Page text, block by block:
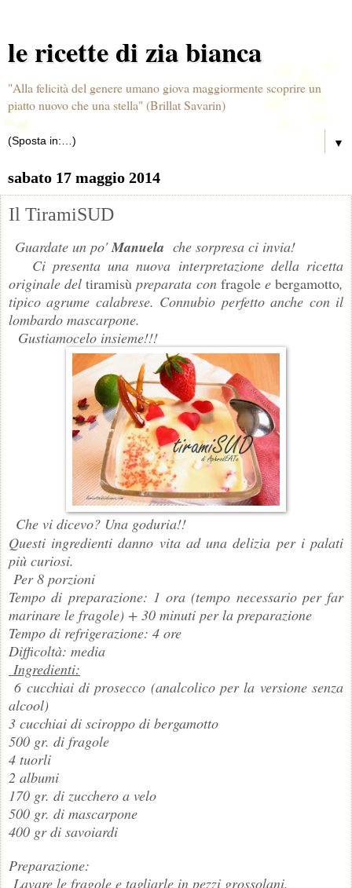
le ricette di zia bianca
"Alla felicità del genere umano giova maggiormente scoprire un
piatto nuovo che una stella" (Brillat Savarin)
▼
sabato 17 maggio 2014
Il TiramiSUD
Guardate un po'Manuela che sorpresa ci invia!
Ci presenta una nuova interpretazione della ricetta
originale deltiramisù preparata con fragoleebergamotto,
tipico agrume calabrese. Connubio perfetto anche con il
lombardo mascarpone.
Gustiamocelo insieme!!!
Che vi dicevo? Una goduria!!
Questi ingredienti danno vita ad una delizia per i palati
più curiosi.
Per 8 porzioni
Tempo di preparazione: 1 ora (tempo necessario per far
marinare le fragole) + 30 minuti per la preparazione
Tempo di refrigerazione: 4 ore
Difficoltà: media
Ingredienti:
6 cucchiai di prosecco (analcolico per la versione senza
alcool)
3 cucchiai di sciroppo di bergamotto
500 gr. di fragole
4 tuorli
2 albumi
170 gr. di zucchero a velo
500 gr. di mascarpone
400 gr di savoiardi
Preparazione:
Lavare le fragole e tagliarle in pezzi grossolani.